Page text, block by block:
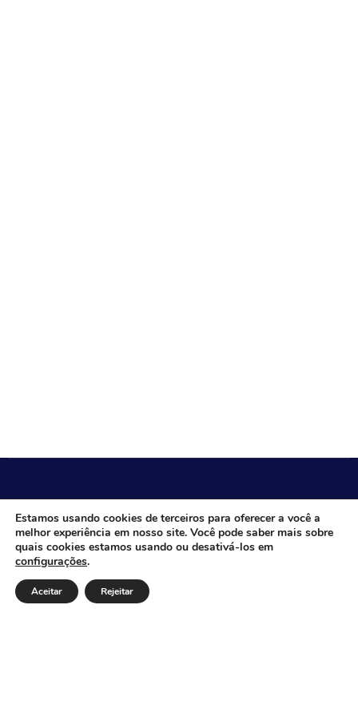
CÂMARA MUNICIPAL DE ITACARAMBI - MG
Endereço: Av. Juca Nascimento, n.º 240, Nossa Senhora
de Fátima, Itacarambi/MG – CEP: 39470-000 Email:
Telefone: Horário de Funcionamento: De segunda-à
Estamos usando cookies de terceiros para oferecer a você a
melhor experiência em nosso site. Você pode saber mais sobre
quais cookies estamos usando ou desativá-los em
configurações.
Aceitar Rejeitar